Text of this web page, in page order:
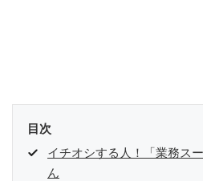
目次
イチオシする人！「業務ス
ん